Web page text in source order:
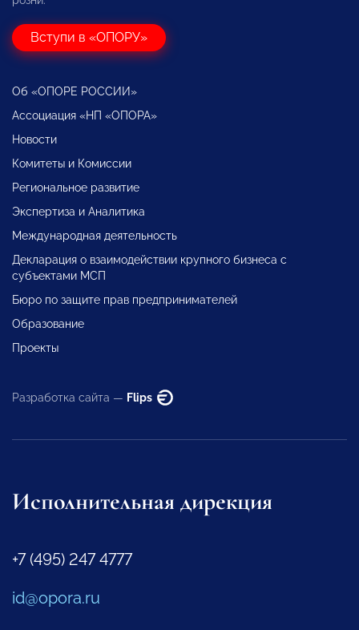
Вступи в «ОПОРУ»
Об «ОПОРЕ РОССИИ»
Ассоциация «НП «ОПОРА»
Новости
Комитеты и Комиссии
Региональное развитие
Экспертиза и Аналитика
Международная деятельность
Декларация о взаимодействии крупного бизнеса с
субъектами МСП
Бюро по защите прав предпринимателей
Образование
Проекты
Разработка сайта — Flips
Исполнительная дирекция
+7 (495) 247 4777
id@opora.ru